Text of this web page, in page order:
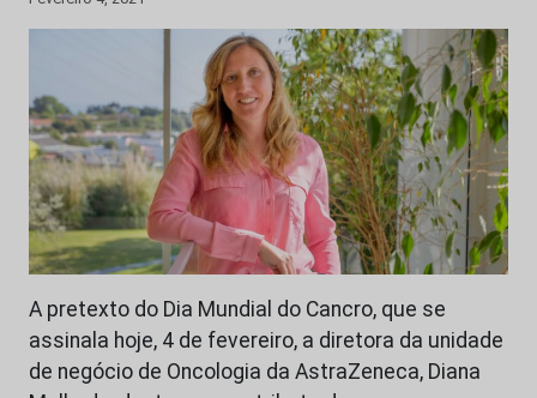
A pretexto do Dia Mundial do Cancro, que se
assinala hoje, 4 de fevereiro, a diretora da unidade
de negócio de Oncologia da AstraZeneca, Diana